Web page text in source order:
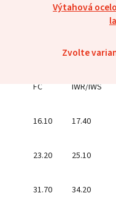
1960N/mm2
FC IWR/IWS
16.10 17.40
23.20 25.10
31.70 34.20
Výtahová
Zvolte